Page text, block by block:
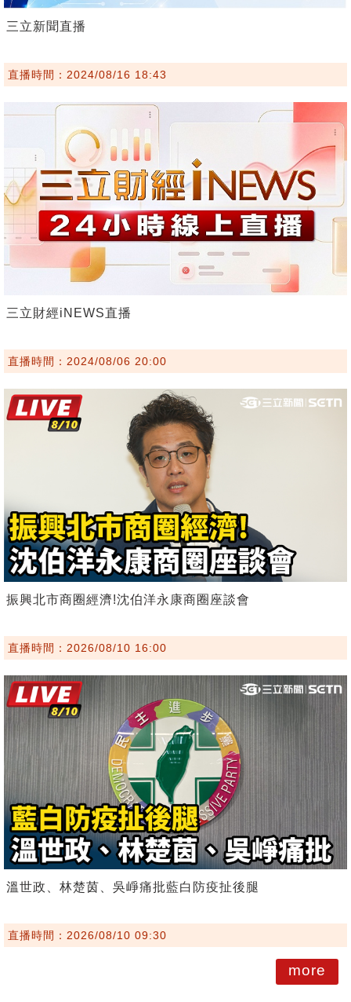
三立新聞直播
直播時間：2024/08/16 18:43
三立財經iNEWS直播
直播時間：2024/08/06 20:00
振興北市商圈經濟!沈伯洋永康商圈座談會
直播時間：2026/08/10 16:00
溫世政、林楚茵、吳崢痛批藍白防疫扯後腿
直播時間：2026/08/10 09:30
more